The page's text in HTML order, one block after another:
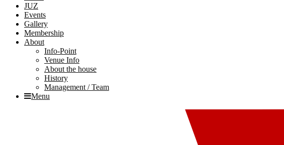
JUZ
Events
Gallery
Membership
About
Info-Point
Venue Info
About the house
History
Management / Team
Menu